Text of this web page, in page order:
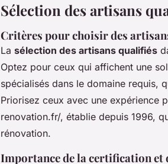
Sélection des artisans
Critères pour choisir des
La sélection des artisans qualifiés
Optez pour ceux qui affichent une
spécialisés dans le domaine requis,
Priorisez ceux avec une expérience
renovation.fr/, établie depuis 1996,
rénovation.
Importance de la certification et